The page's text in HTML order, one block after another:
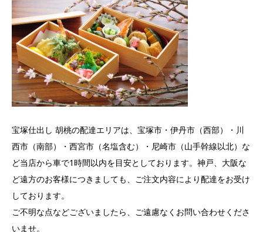
宝塚仕出し 胡桃の配達エリアは、宝塚市・伊丹市（西部）・川
西市（南部）・西宮市（名塩含む）・尼崎市（山手幹線以北）な
ど当店から車で1時間以内を目安としております。神戸、大阪な
ど遠方のお客様につきましても、ご注文内容により配達をお受け
しております。
ご不明な点などございましたら、ご遠慮なくお問い合わせくださ
いませ。